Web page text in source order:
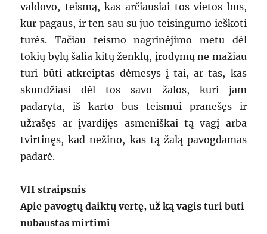
valdovo, teismą, kas arčiausiai tos vietos bus,
kur pagaus, ir ten sau su juo teisingumo ieškoti
turės. Tačiau teismo nagrinėjimo metu dėl
tokių bylų šalia kitų ženklų, įrodymų ne mažiau
turi būti atkreiptas dėmesys į tai, ar tas, kas
skundžiasi dėl tos savo žalos, kuri jam
padaryta, iš karto bus teismui pranešęs ir
užrašęs ar įvardijęs asmeniškai tą vagį arba
tvirtinęs, kad nežino, kas tą žalą pavogdamas
padarė.
VII straipsnis
Apie pavogtų daiktų vertę, už ką vagis turi būti
nubaustas mirtimi